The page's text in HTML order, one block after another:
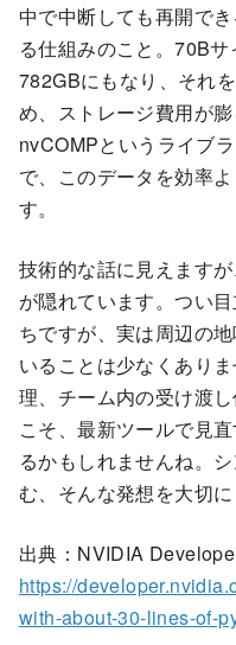
中で中断しても再開で
る仕組みのこと。70B
782GBにもなり、それ
め、ストレージ費用が
nvCOMPというライブ
で、このデータを効率
す。
技術的な話に見えます
が隠れています。つい
ちですが、実は周辺の
いることは少なくあり
理、チーム内の受け渡
こそ、最新ツールで見
るかもしれませんね。
む、そんな発想を大切に
出典：NVIDIA
https://
with-about-30-lines-of-